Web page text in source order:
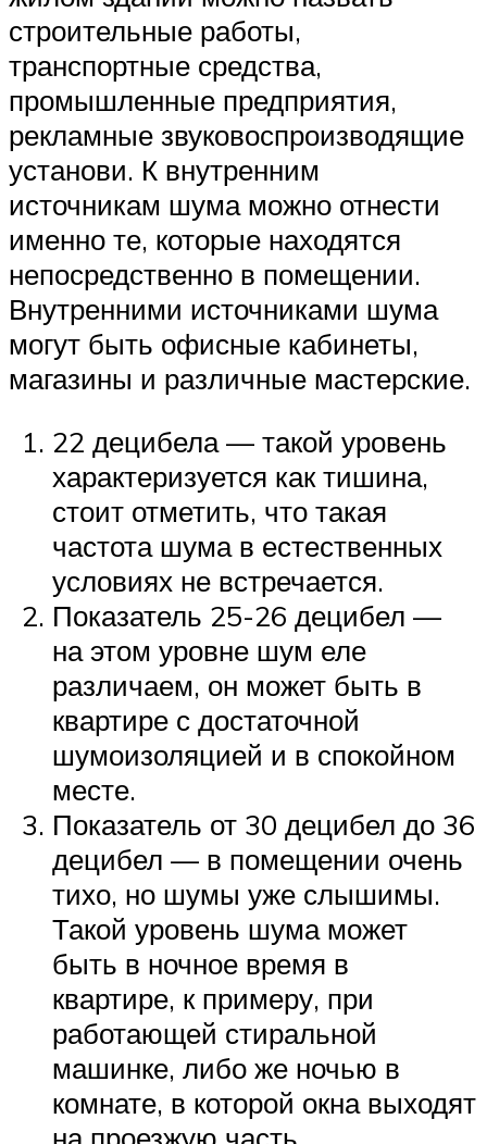
строительные работы,
транспортные средства,
промышленные предприятия,
рекламные звуковоспроизводящие
установи. К внутренним
источникам шума можно отнести
именно те, которые находятся
непосредственно в помещении.
Внутренними источниками шума
могут быть офисные кабинеты,
магазины и различные мастерские.
22 децибела — такой уровень
характеризуется как тишина,
стоит отметить, что такая
частота шума в естественных
условиях не встречается.
Показатель 25-26 децибел —
на этом уровне шум еле
различаем, он может быть в
квартире с достаточной
шумоизоляцией и в спокойном
месте.
Показатель от 30 децибел до 36
децибел — в помещении очень
тихо, но шумы уже слышимы.
Такой уровень шума может
быть в ночное время в
квартире, к примеру, при
работающей стиральной
машинке, либо же ночью в
комнате, в которой окна выходят